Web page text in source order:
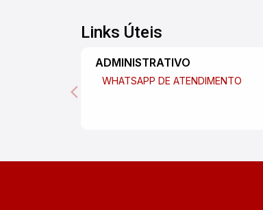
Links Úteis
ADMINISTRATIVO
WHATSAPP DE ATENDIMENTO